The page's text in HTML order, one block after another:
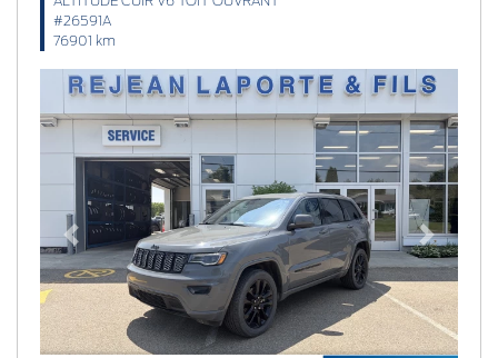
#26591A
76901 km
Previous Next